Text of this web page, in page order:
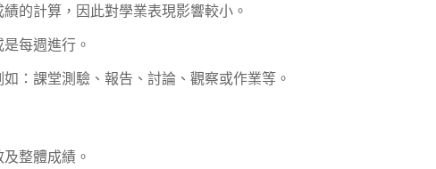
的計算，因此對學業表現影響較小。
每週進行。
：課堂測驗、報告、討論、觀察或作業等。
整體成績。